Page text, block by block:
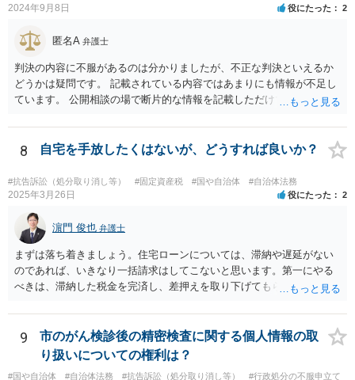
2024年9月8日 役にたった 2
匿名A 弁護士
判決の内容に不服があるのは分かりましたが、不正な判決といえるか
どうかは疑問です。 記載されている内容ではあまりにも情報が不足し
ています。 公開相談の場で断片的な情報を記載しただけでは判断が難
ます。
8 自宅を手放したくはないが、どうすれば良いか？
#抗告訴訟（処分取り消し等） #固定資産税 #国や自治体 #自治体法務
2025年3月26日 役にたった 2
濵門 俊也 弁護士
まずは落ち着きましょう。住宅ローンについては、滞納や遅延がない
のであれば、いきなり一括請求はしてこないと思います。第一にやる
べきは、滞納した税金を完済し、差押えを取り下げてもらうことで
9
市のがん検診後の精密検査に関する個人情報の取
り扱いについての権利は？
#国や自治体 #自治体法務 #抗告訴訟（処分取り消し等） #行政処分の不服申立て